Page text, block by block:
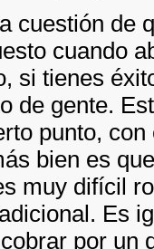
cuestión de
cuando
si tienes
de gente.
punto,
bien es
muy difícil
Es
por un